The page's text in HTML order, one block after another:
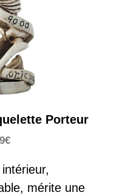
Porteur
€
mérite une